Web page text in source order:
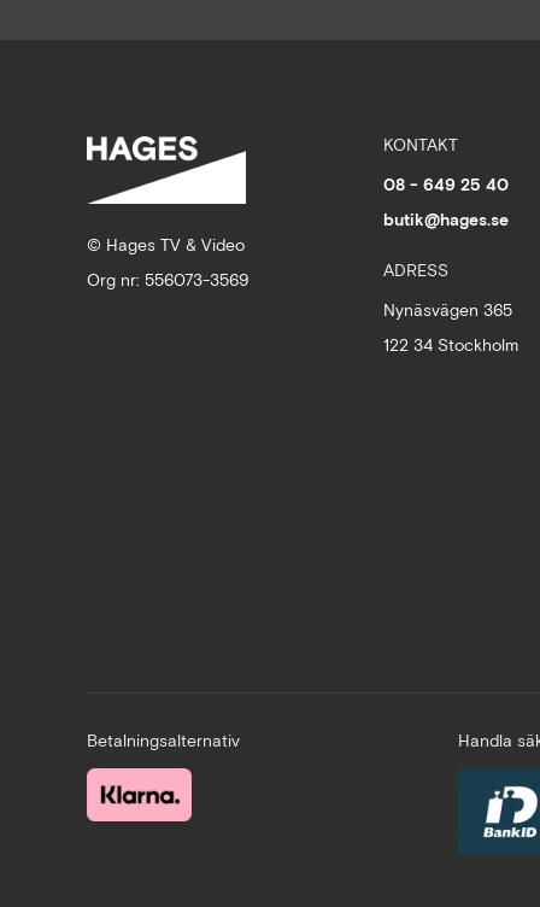
© Hages TV & Video
Org nr: 556073-3569
KONTAKT
08 - 649 25 40
butik@hages.se
ADRESS
Nynäsvägen 365
122 34 Stockholm
Betalningsalternativ Handla